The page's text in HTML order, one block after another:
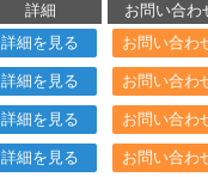
詳細
お問い合わ
詳細を見る お問い合わ
詳細を見る お問い合わ
詳細を見る お問い合わ
詳細を見る お問い合わ